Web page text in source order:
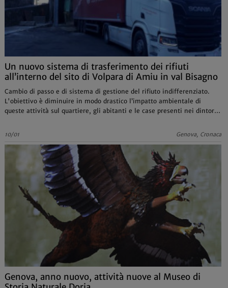
Un nuovo sistema di trasferimento dei rifiuti
all’interno del sito di Volpara di Amiu in val Bisagno
Cambio di passo e di sistema di gestione del rifiuto indifferenziato.
L'obiettivo è diminuire in modo drastico l’impatto ambientale di
queste attività sul quartiere, gli abitanti e le case presenti nei dintorni
10/01 Genova, Cronaca
Genova, anno nuovo, attività nuove al Museo di